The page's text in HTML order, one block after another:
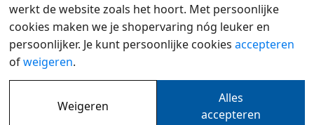
Beoordeeld met een 9,6 door klanten
Overzicht Privacy
werkt de website zoals het hoort. Met persoonlijke
cookies maken we je shopervaring nóg leuker en
persoonlijker. Je kunt persoonlijke cookies accepteren
ofweigeren.
Weigeren
Alles
accepteren